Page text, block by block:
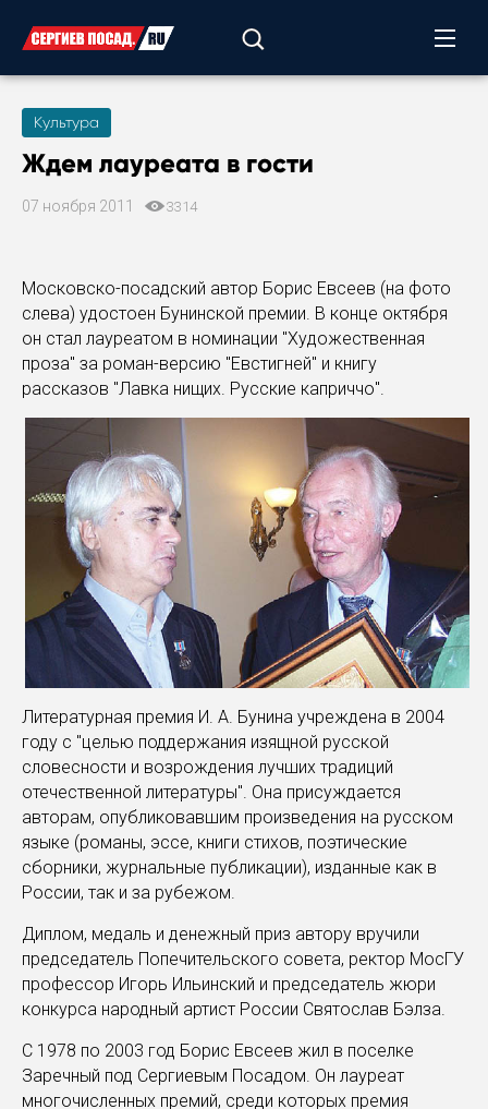
Культура
Ждем лауреата в гости
07 ноября 2011 3314
Московско-посадский автор Борис Евсеев (на фото
слева) удостоен Бунинской премии. В конце октября
он стал лауреатом в номинации "Художественная
проза" за роман-версию "Евстигней" и книгу
рассказов "Лавка нищих. Русские каприччо".
Литературная премия И. А. Бунина учреждена в 2004
году с "целью поддержания изящной русской
словесности и возрождения лучших традиций
отечественной литературы". Она присуждается
авторам, опубликовавшим произведения на русском
языке (романы, эссе, книги стихов, поэтические
сборники, журнальные публикации), изданные как в
России, так и за рубежом.
Диплом, медаль и денежный приз автору вручили
председатель Попечительского совета, ректор МосГУ
профессор Игорь Ильинский и председатель жюри
конкурса народный артист России Святослав Бэлза.
С 1978 по 2003 год Борис Евсеев жил в поселке
Заречный под Сергиевым Посадом. Он лауреат
многочисленных премий, среди которых премия